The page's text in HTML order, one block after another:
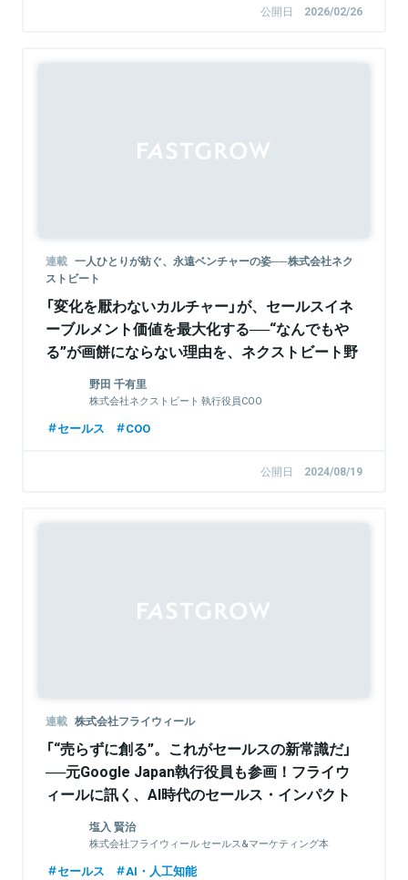
公開日 2026/02/26
連載 一人ひとりが紡ぐ、永遠ベンチャーの姿──株式会社ネク
ストビート
「変化を厭わないカルチャー」が、セールスイネ
ーブルメント価値を最大化する──“なんでもや
る”が画餅にならない理由を、ネクストビート野
田氏・橘氏に聞く
野田 千有里
株式会社ネクストビート 執行役員COO
セールス COO
公開日 2024/08/19
連載 株式会社フライウィール
「“売らずに創る”。これがセールスの新常識だ」
──元Google Japan執行役員も参画！フライウ
ィールに訊く、AI時代のセールス・インパクト
塩入 賢治
株式会社フライウィール セールス&マーケティング本
セールス AI・人工知能